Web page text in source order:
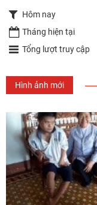
Hôm nay
Tháng hiện tại
Tổng lượt truy cập
Hình ảnh mới